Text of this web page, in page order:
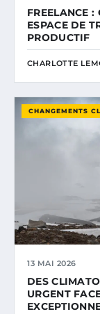
FREELANCE
ESPACE DE
PRODUCTIF
CHARLOTTE
CHANGEMENTS
13 MAI 2026
DES
URGENT